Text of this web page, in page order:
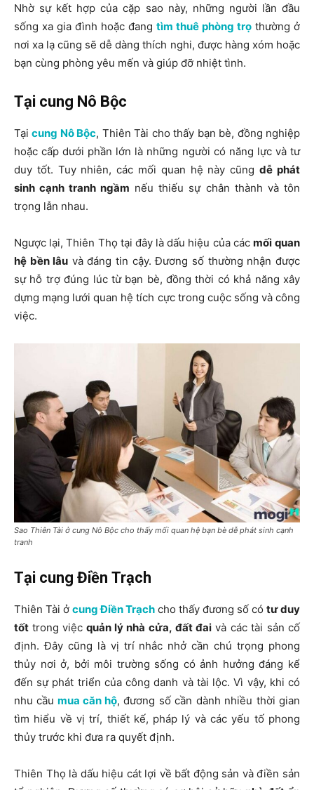
Nhờ sự kết hợp của cặp sao này, những người lần đầu
sống xa gia đình hoặc đang tìm thuê phòng trọ thường ở
nơi xa lạ cũng sẽ dễ dàng thích nghi, được hàng xóm hoặc
bạn cùng phòng yêu mến và giúp đỡ nhiệt tình.
Tại cung Nô Bộc
Tại cung Nô Bộc, Thiên Tài cho thấy bạn bè, đồng nghiệp
hoặc cấp dưới phần lớn là những người có năng lực và tư
duy tốt. Tuy nhiên, các mối quan hệ này cũng dễ phát
sinh cạnh tranh ngầm nếu thiếu sự chân thành và tôn
trọng lẫn nhau.
Ngược lại, Thiên Thọ tại đây là dấu hiệu của các mối quan
hệ bền lâu và đáng tin cậy. Đương số thường nhận được
sự hỗ trợ đúng lúc từ bạn bè, đồng thời có khả năng xây
dựng mạng lưới quan hệ tích cực trong cuộc sống và công
việc.
Sao Thiên Tài ở cung Nô Bộc cho thấy mối quan hệ bạn bè dễ phát sinh cạnh
tranh
Tại cung Điền Trạch
Thiên Tài ở cung Điền Trạch cho thấy đương số có tư duy
tốt trong việc quản lý nhà cửa, đất đai và các tài sản cố
định. Đây cũng là vị trí nhắc nhở cần chú trọng phong
thủy nơi ở, bởi môi trường sống có ảnh hưởng đáng kể
đến sự phát triển của công danh và tài lộc. Vì vậy, khi có
nhu cầu mua căn hộ, đương số cần dành nhiều thời gian
tìm hiểu về vị trí, thiết kế, pháp lý và các yếu tố phong
thủy trước khi đưa ra quyết định.
Thiên Thọ là dấu hiệu cát lợi về bất động sản và điền sản